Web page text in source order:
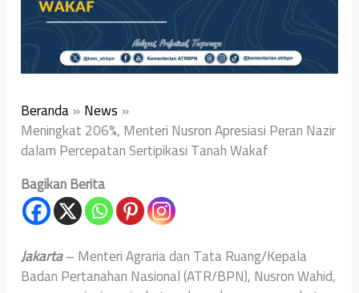
Beranda News
Meningkat 206%, Menteri Nusron Apresiasi Peran Nazir
dalam Percepatan Sertipikasi Tanah Wakaf
Bagikan Berita
Jakarta– Menteri Agraria dan Tata Ruang/Kepala
Badan Pertanahan Nasional (ATR/BPN), Nusron Wahid,